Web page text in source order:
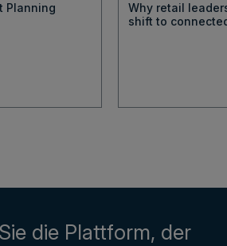
Planning
Why retail
shift to
die Plattform, der